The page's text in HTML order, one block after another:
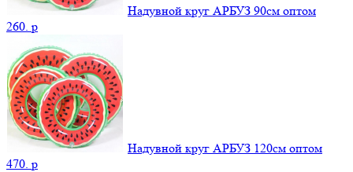
Надувной круг АРБУЗ 90см оптом
260. p
Надувной круг АРБУЗ 120см оптом
470. p